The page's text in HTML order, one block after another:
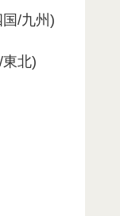
/九州)
北)